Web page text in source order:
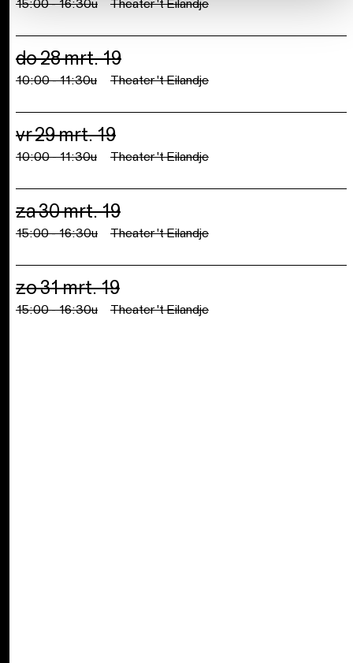
15:00 - 16:30u Theater 't Eilandje
do 28 mrt. 19
10:00 - 11:30u Theater 't Eilandje
vr 29 mrt. 19
10:00 - 11:30u Theater 't Eilandje
za 30 mrt. 19
15:00 - 16:30u Theater 't Eilandje
zo 31 mrt. 19
15:00 - 16:30u Theater 't Eilandje